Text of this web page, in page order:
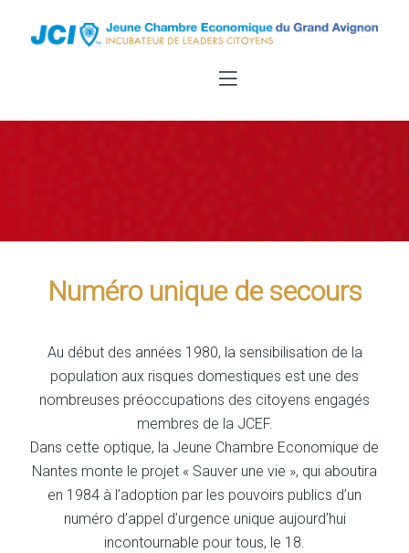
Numéro unique de secours
Au début des années 1980, la sensibilisation de la
population aux risques domestiques est une des
nombreuses préoccupations des citoyens engagés
membres de la JCEF.
Dans cette optique, la Jeune Chambre Economique de
Nantes monte le projet « Sauver une vie », qui aboutira
en 1984 à l’adoption par les pouvoirs publics d’un
numéro d’appel d’urgence unique aujourd’hui
incontournable pour tous, le 18.